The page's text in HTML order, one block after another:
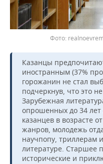
Казанцы
иностранным (37%
горожанин не стал
подчеркнув, что это
Зарубежная
опрошенных до 34 лет
казанцев в возрасте
жанров, молодежь
научпопу, триллерам
литературе. Старшее
исторические и